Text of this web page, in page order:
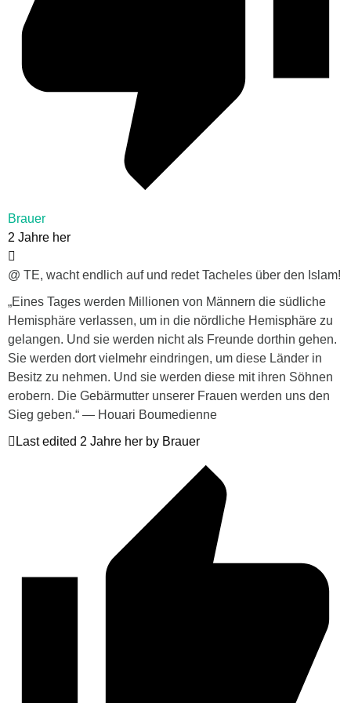
Brauer
2 Jahre her
@ TE, wacht endlich auf und redet Tacheles über den Islam!
„Eines Tages werden Millionen von Männern die südliche
Hemisphäre verlassen, um in die nördliche Hemisphäre zu
gelangen. Und sie werden nicht als Freunde dorthin gehen.
Sie werden dort vielmehr eindringen, um diese Länder in
Besitz zu nehmen. Und sie werden diese mit ihren Söhnen
erobern. Die Gebärmutter unserer Frauen werden uns den
Sieg geben.“ — Houari Boumedienne
Last edited 2 Jahre her by Brauer